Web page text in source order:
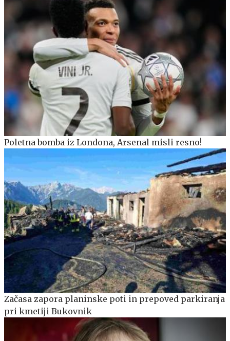
Poletna bomba iz Londona, Arsenal misli resno!
Začasa zapora planinske poti in prepoved parkiranja
pri kmetiji Bukovnik